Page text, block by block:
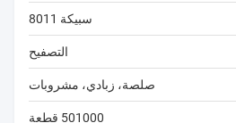
سبيكة 8011
التصفيح
صلصة، زبادي، مشروبات
501000 قطعة